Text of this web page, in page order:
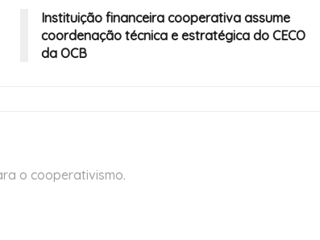
Instituição financeira cooperativa assume
coordenação técnica e estratégica do CECO
da OCB
o cooperativismo.